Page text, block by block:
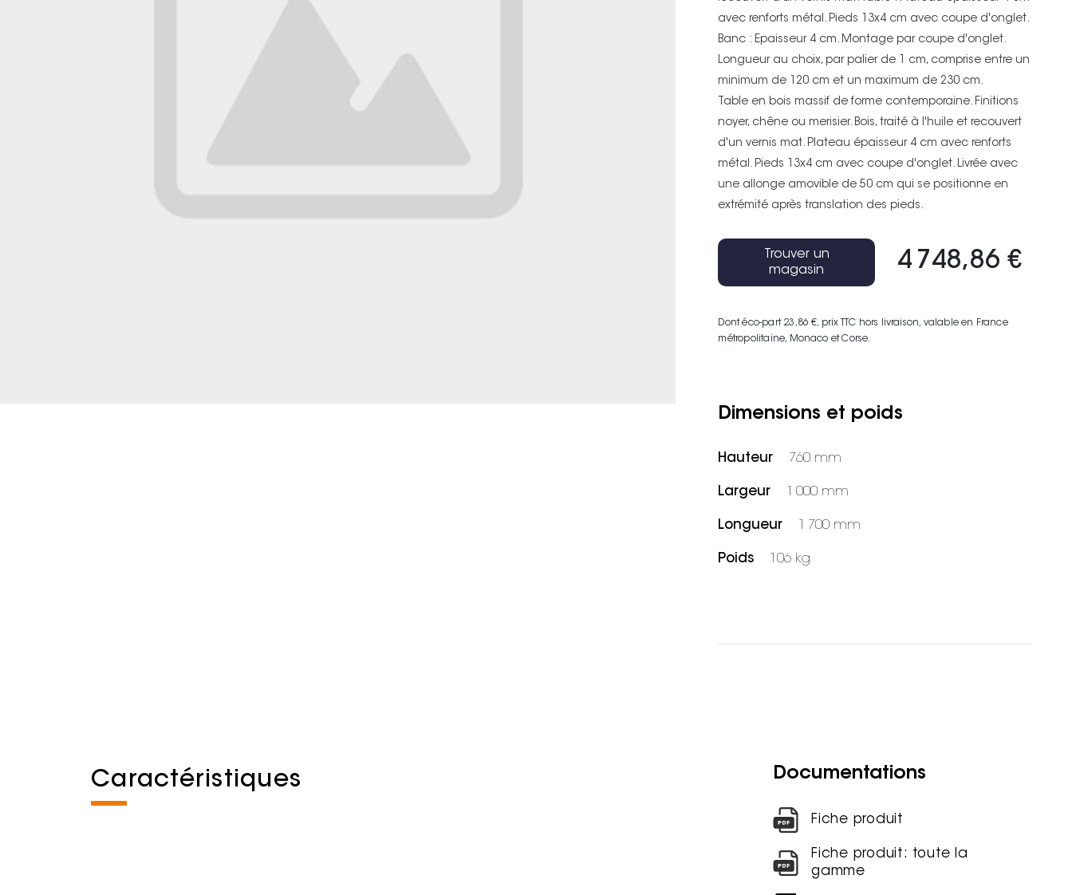
avec renforts métal. Pieds 13x4 cm avec coupe d'onglet.
Banc : Epaisseur 4 cm. Montage par coupe d'onglet.
Longueur au choix, par palier de 1 cm, comprise entre un
minimum de 120 cm et un maximum de 230 cm.
Table en bois massif de forme contemporaine. Finitions
noyer, chêne ou merisier. Bois, traité à l'huile et recouvert
d'un vernis mat. Plateau épaisseur 4 cm avec renforts
métal. Pieds 13x4 cm avec coupe d'onglet. Livrée avec
une allonge amovible de 50 cm qui se positionne en
extrémité après translation des pieds.
4 748,86 €
Dont éco-part 23,86 €, prix TTC hors livraison, valable en France
métropolitaine, Monaco et Corse.
Trouver un
magasin
Dimensions et poids
Hauteur 760 mm
Largeur 1 000 mm
Longueur 1 700 mm
Poids 106 kg
Caractéristiques Documentations
Fiche produit
Fiche produit: toute la
gamme